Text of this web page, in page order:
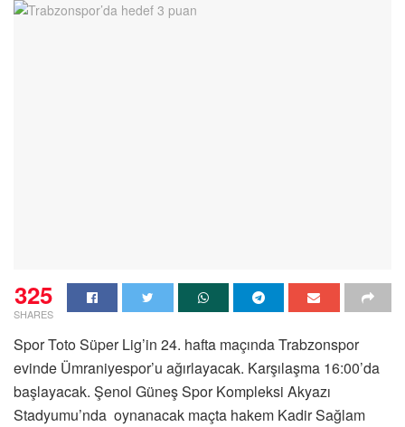
325
SHARES
Spor Toto Süper Lig’in 24. hafta maçında Trabzonspor
evinde Ümraniyespor’u ağırlayacak. Karşılaşma 16:00’da
başlayacak. Şenol Güneş Spor Kompleksi Akyazı
Stadyumu’nda oynanacak maçta hakem Kadir Sağlam